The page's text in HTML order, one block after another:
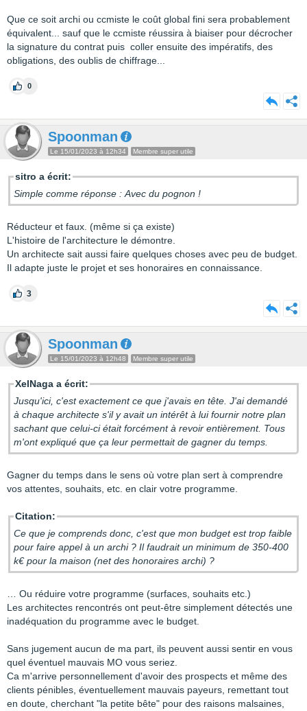
Que ce soit archi ou ccmiste le coût global fini sera probablement
équivalent... sauf que le ccmiste réussira à biaiser pour décrocher
la signature du contrat puis coller ensuite des impératifs, des
obligations, des oublis de chiffrage...
0
Spoonman
Le 15/01/2023 à 12h34 Membre super utile
sitro a écrit:
Simple comme réponse : Avec du pognon !
Réducteur et faux. (même si ça existe)
L'histoire de l'architecture le démontre.
Un architecte sait aussi faire quelques choses avec peu de budget.
Il adapte juste le projet et ses honoraires en connaissance.
3
Spoonman
Le 15/01/2023 à 12h48 Membre super utile
XelNaga a écrit:
Jusqu'ici, c'est exactement ce que j'avais en tête. J'ai demandé
à chaque architecte s'il y avait un intérêt à lui fournir notre plan
sachant que celui-ci était forcément à revoir entièrement. Tous
m'ont expliqué que ça leur permettait de gagner du temps.
Gagner du temps dans le sens où votre plan sert à comprendre
vos attentes, souhaits, etc. en clair votre programme.
Citation:
Ce que je comprends donc, c'est que mon budget est trop faible
pour faire appel à un archi ? Il faudrait un minimum de 350-400
k€ pour la maison (net des honoraires archi) ?
… Ou réduire votre programme (surfaces, souhaits etc.)
Les architectes rencontrés ont peut-être simplement détectés une
inadéquation du programme avec le budget.
Sans jugement aucun de ma part, ils peuvent aussi sentir en vous
quel éventuel mauvais MO vous seriez.
Ca m'arrive personnellement d'avoir des prospects et même des
clients pénibles, éventuellement mauvais payeurs, remettant tout
en doute, cherchant "la petite bête" pour des raisons malsaines,